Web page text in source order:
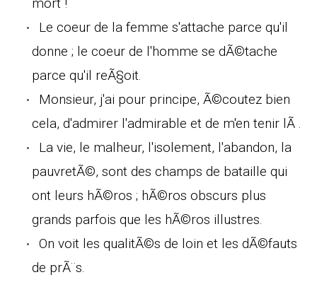
Le coeur de la femme s'attache parce qu'il
donne ; le coeur de l'homme se dÃ©tache
parce qu'il reÃ§oit.
Monsieur, j'ai pour principe, Ã©coutez bien
cela, d'admirer l'admirable et de m'en tenir lÃ .
La vie, le malheur, l'isolement, l'abandon, la
pauvretÃ©, sont des champs de bataille qui
ont leurs hÃ©ros ; hÃ©ros obscurs plus
grands parfois que les hÃ©ros illustres.
On voit les qualitÃ©s de loin et les dÃ©fauts
de prÃ¨s.